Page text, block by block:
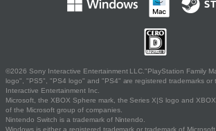
©2026 Sony Interactive Entertainment LLC."PlayStation Family
logo", "PS5", "PS4 logo" and "PS4" are registered trademarks or
Interactive Entertainment Inc.
Microsoft, the XBOX Sphere mark, the Series X|S logo and
of the Microsoft group of companies.
Nintendo Switch is a trademark of Nintendo.
Windows is either a registered trademark or trademark of